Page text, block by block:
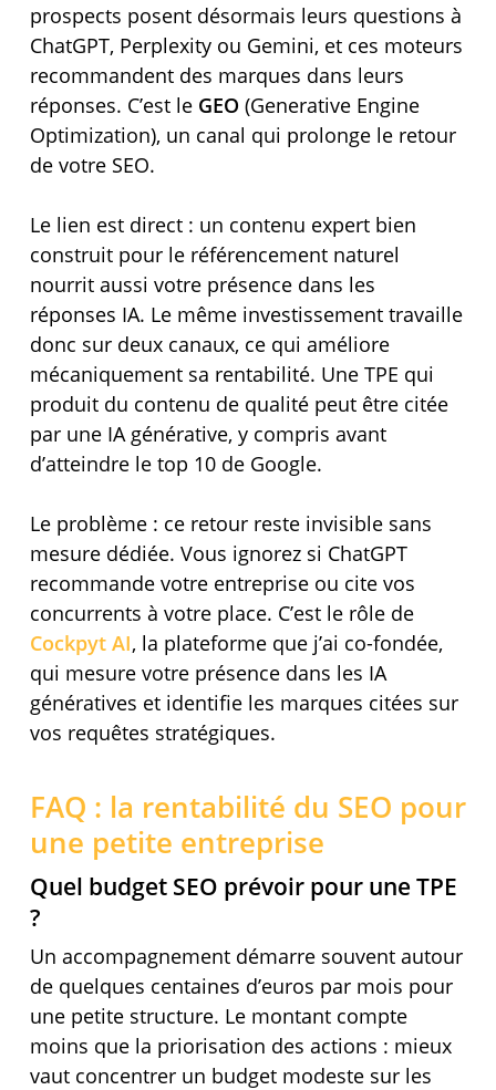
prospects posent désormais leurs questions à
ChatGPT, Perplexity ou Gemini, et ces moteurs
recommandent des marques dans leurs
réponses. C’est le GEO (Generative Engine
Optimization), un canal qui prolonge le retour
de votre SEO.
Le lien est direct : un contenu expert bien
construit pour le référencement naturel
nourrit aussi votre présence dans les
réponses IA. Le même investissement travaille
donc sur deux canaux, ce qui améliore
mécaniquement sa rentabilité. Une TPE qui
produit du contenu de qualité peut être citée
par une IA générative, y compris avant
d’atteindre le top 10 de Google.
Le problème : ce retour reste invisible sans
mesure dédiée. Vous ignorez si ChatGPT
recommande votre entreprise ou cite vos
concurrents à votre place. C’est le rôle de
Cockpyt AI, la plateforme que j’ai co-fondée,
qui mesure votre présence dans les IA
génératives et identifie les marques citées sur
vos requêtes stratégiques.
FAQ : la rentabilité du SEO pour
une petite entreprise
Quel budget SEO prévoir pour une TPE
?
Un accompagnement démarre souvent autour
de quelques centaines d’euros par mois pour
une petite structure. Le montant compte
moins que la priorisation des actions : mieux
vaut concentrer un budget modeste sur les